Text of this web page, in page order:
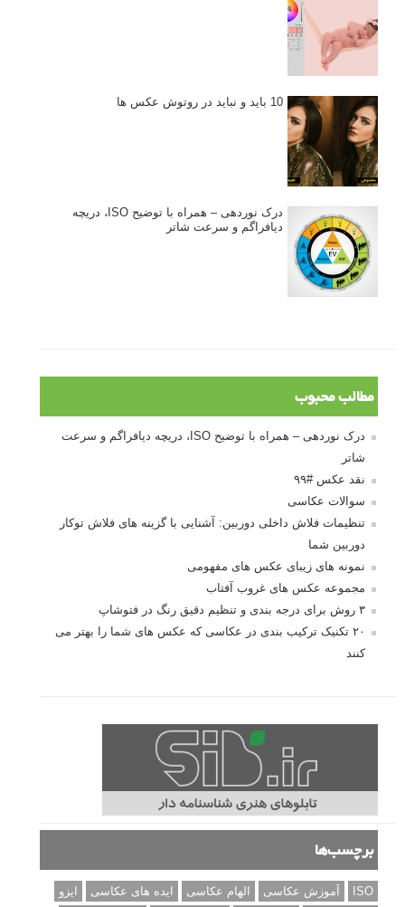
10 باید و نباید در روتوش عکس ها
درک نوردهی – همراه با توضیح ISO، دریچه
دیافراگم و سرعت شاتر
مطالب محبوب
درک نوردهی – همراه با توضیح ISO، دریچه دیافراگم و سرعت
شاتر
نقد عکس #۹۹
سوالات عکاسی
تنظیمات فلاش داخلی دوربین: آشنایی با گزینه های فلاش توکار
دوربین شما
نمونه های زیبای عکس های مفهومی
مجموعه عکس های غروب آفتاب
۳ روش برای درجه بندی و تنظیم دقیق رنگ در فتوشاپ
۲۰ تکنیک ترکیب بندی در عکاسی که عکس های شما را بهتر می
کنند
برچسب‌ها
ISO آموزش عکاسی الهام عکاسی ایده های عکاسی
ایزو